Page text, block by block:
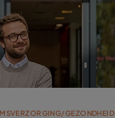
GEZONDHEID